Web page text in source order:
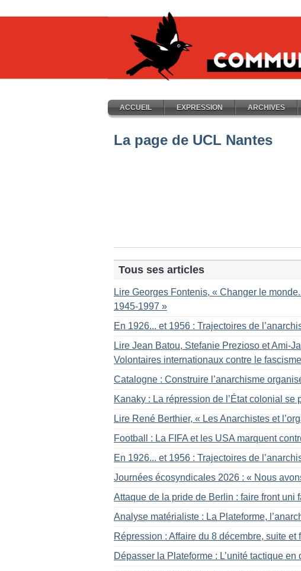
ACCUEIL EXPRESSION ARCHIVES
La page de UCL Nantes
Tous ses articles
Lire Georges Fontenis, « Changer le
1945-1997 »
En 1926... et 1956 : Trajectoires de
Lire Jean Batou, Stefanie Prezioso et Ami-
Volontaires internationaux contre le
Catalogne : Construire l’anarchisme
Kanaky : La répression de l’État colonial se
Lire René Berthier, « Les Anarchistes et
Football : La FIFA et les USA marquent
En 1926... et 1956 : Trajectoires de
Journées écosyndicales 2026 : « Nous
Attaque de la pride de Berlin : faire front uni
Analyse matérialiste : La Plateforme,
Répression : Affaire du 8 décembre, suite et
Dépasser la Plateforme : L’unité tactique en